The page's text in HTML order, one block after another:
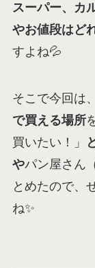
スーパー、カ
やお値段はど
すよね💦
そこで今回は
で買える場所
買いたい！」
やパン屋さん
とめたので、
ね✨